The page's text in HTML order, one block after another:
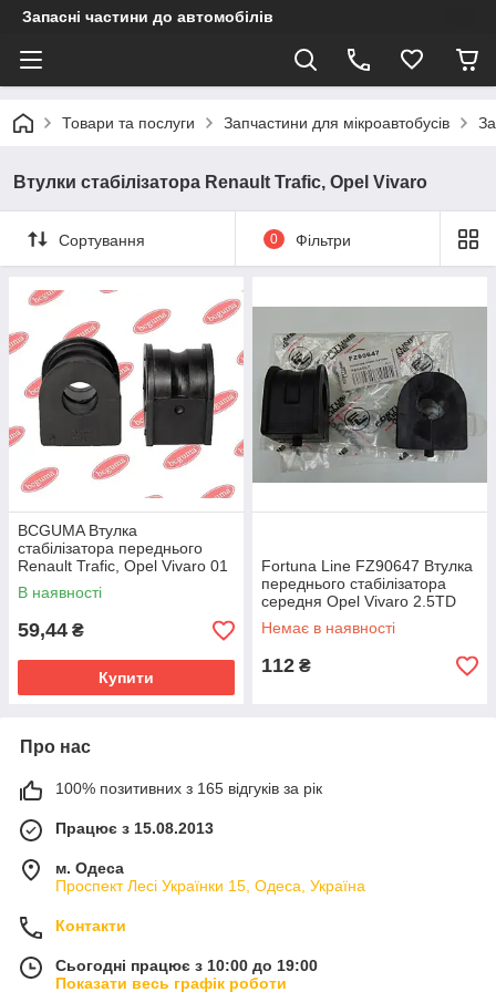
Запасні частини до автомобілів
Товари та послуги Запчастини для мікроавтобусів
Втулки стабілізатора Renault Trafic, Opel Vivaro
Сортування 0 Фільтри
BCGUMA Втулка
стабілізатора переднього
Renault Trafic, Opel Vivaro 01
- BC1102
В наявності
59,44 ₴
Купити
Fortuna Line FZ90647 Втулка
переднього стабілізатора
середня Opel Vivaro 2.5TD
2002-
Немає в наявності
112 ₴
Про нас
100% позитивних з 165 відгуків за рік
Працює з 15.08.2013
м. Одеса
Проспект Лесі Українки 15, Одеса, Україна
Контакти
Сьогодні працює з 10:00 до 19:00
Показати весь графік роботи